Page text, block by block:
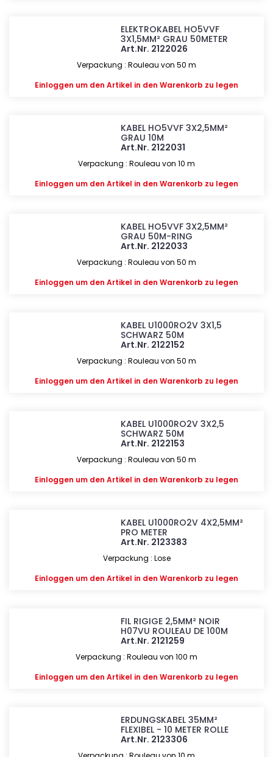
ELEKTROKABEL HO5VVF
3X1,5MM² GRAU 50METER
Art.Nr. 2122026
Verpackung : Rouleau von 50 m
Einloggen um den Artikel in den Warenkorb zu legen
KABEL HO5VVF 3X2,5MM²
GRAU 10M
Art.Nr. 2122031
Verpackung : Rouleau von 10 m
Einloggen um den Artikel in den Warenkorb zu legen
KABEL HO5VVF 3X2,5MM²
GRAU 50M-RING
Art.Nr. 2122033
Verpackung : Rouleau von 50 m
Einloggen um den Artikel in den Warenkorb zu legen
KABEL U1000RO2V 3X1,5
SCHWARZ 50M
Art.Nr. 2122152
Verpackung : Rouleau von 50 m
Einloggen um den Artikel in den Warenkorb zu legen
KABEL U1000RO2V 3X2,5
SCHWARZ 50M
Art.Nr. 2122153
Verpackung : Rouleau von 50 m
Einloggen um den Artikel in den Warenkorb zu legen
KABEL U1000RO2V 4X2,5MM²
PRO METER
Art.Nr. 2123383
Verpackung : Lose
Einloggen um den Artikel in den Warenkorb zu legen
FIL RIGIGE 2,5MM² NOIR
H07VU ROULEAU DE 100M
Art.Nr. 2121259
Verpackung : Rouleau von 100 m
Einloggen um den Artikel in den Warenkorb zu legen
ERDUNGSKABEL 35MM²
FLEXIBEL - 10 METER ROLLE
Art.Nr. 2123306